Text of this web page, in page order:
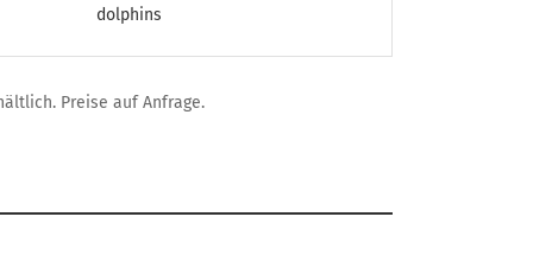
dolphins
Preise auf Anfrage.